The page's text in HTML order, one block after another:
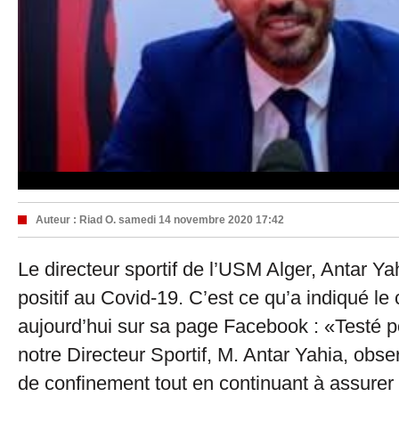
Auteur : Riad O. samedi 14 novembre 2020 17:42
Le directeur sportif de l’USM Alger, Antar
positif au Covid-19. C’est ce qu’a indiqué
aujourd’hui sur sa page Facebook : «Testé
notre Directeur Sportif, M. Antar Yahia,
de confinement tout en continuant à